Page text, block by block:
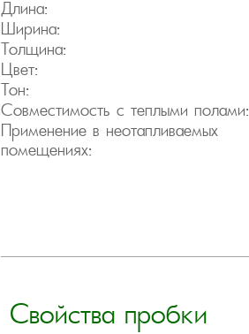
Длина:
Ширина:
Толщина:
Цвет:
Тон:
Совместимость с теплыми полами:
Применение в неотапливаемых
помещениях:
Свойства пробки